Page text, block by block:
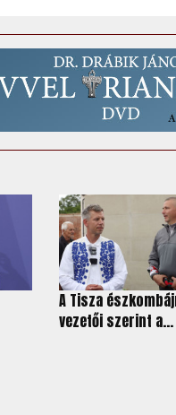
A Tisza
vezetői szerint a...